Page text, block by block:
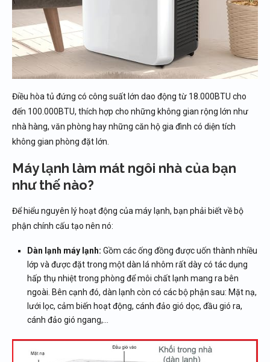
Điều hòa tủ đứng có công suất lớn dao động từ 18.000BTU cho
đến 100.000BTU, thích hợp cho những không gian rộng lớn như
nhà hàng, văn phòng hay những căn hộ gia đình có diện tích
không gian phòng đặt lớn.
Máy lạnh làm mát ngôi nhà của bạn
như thế nào?
Để hiểu nguyên lý hoạt động của máy lạnh, bạn phải biết về bộ
phận chính cấu tạo nên nó:
Dàn lạnh máy lạnh: Gồm các ống đồng được uốn thành nhiều
lớp và được đặt trong một dàn lá nhôm rất dày có tác dụng
hấp thụ nhiệt trong phòng để môi chất lạnh mang ra bên
ngoài. Bên cạnh đó, dàn lạnh còn có các bộ phận sau: Mặt nạ,
lưới lọc, cảm biến hoạt động, cánh đảo gió dọc, đầu gió ra,
cánh đảo gió ngang,…